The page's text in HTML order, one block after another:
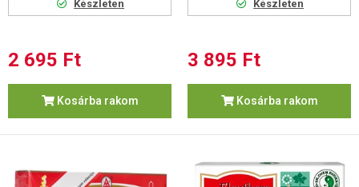
Készleten
2 695 Ft
Kosárba rakom
Készleten
3 895 Ft
Kosárba rakom